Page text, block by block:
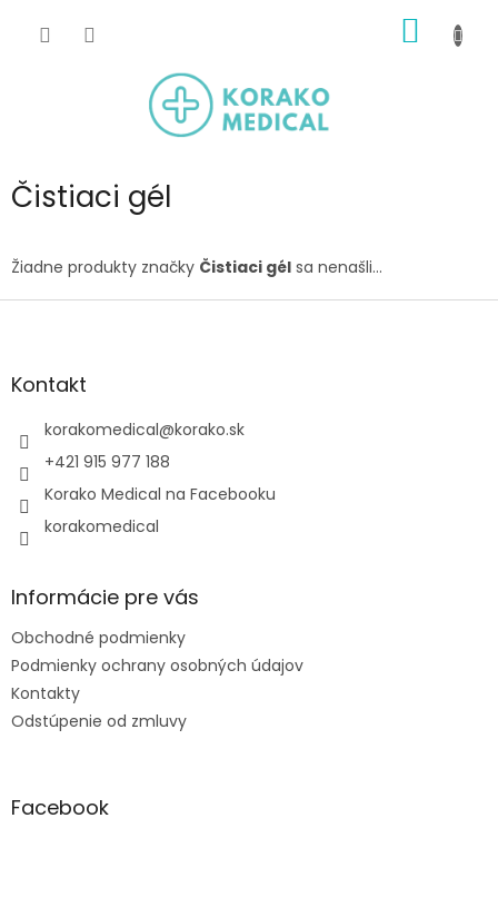
KOŠÍK
Čistiaci gél
Žiadne produkty značky Čistiaci gél sa nenašli...
Z
äKontakt
korakomedical@korako.sk
+421 915 977 188
Korako Medical na Facebooku
korakomedical
Informácie pre vás
Obchodné podmienky
Podmienky ochrany osobných údajov
Kontakty
Odstúpenie od zmluvy
Facebook